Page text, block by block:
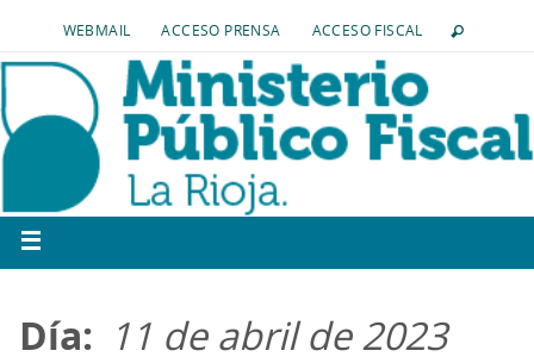
WEBMAIL ACCESO PRENSA ACCESO FISCAL
Día: 11 de abril de 2023